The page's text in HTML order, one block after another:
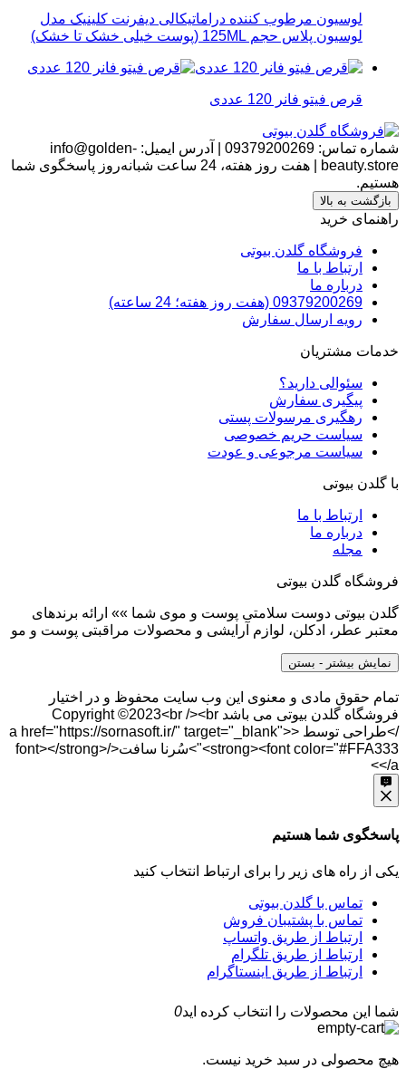
لوسیون مرطوب کننده دراماتیکالی دیفرنت کلینیک مدل
لوسیون پلاس حجم 125ML (پوست خیلی خشک تا خشک)
قرص فیتو فانر 120 عددی
شماره تماس: 09379200269 آدرس ایمیل: info@golden-
beauty.store
هفت روز هفته، 24 ساعت شبانه‌روز پاسخگوی شما
هستیم.
بازگشت به بالا
راهنمای خرید
فروشگاه گلدن بیوتی
ارتباط با ما
درباره ما
09379200269 (هفت روز هفته؛ 24 ساعته)
رویه ارسال سفارش
خدمات مشتریان
سئوالی دارید؟
پیگیری سفارش
رهگیری مرسولات پستی
سیاست حریم خصوصی
سیاست مرجوعی و عودت
با گلدن بیوتی
ارتباط با ما
درباره ما
مجله
فروشگاه گلدن بیوتی
گلدن بیوتی دوست سلامتی پوست و موی شما »» ارائه برندهای
معتبر عطر، ادکلن، لوازم آرایشی و محصولات مراقبتی پوست و مو
نمایش بیشتر - بستن
تمام حقوق مادی و معنوی این وب سایت محفوظ و در اختیار
فروشگاه گلدن بیوتی می باشد Copyright ©2023<br /><br
/>طراحی توسط <a href="https://sornasoft.ir/" target="_blank">
<strong><font color="#FFA333">سُرنا سافت</font></strong>
</a>
پاسخگوی شما هستیم
یکی از راه های زیر را برای ارتباط انتخاب کنید
تماس با گلدن بیوتی
تماس با پشتیبان فروش
ارتباط از طریق واتساپ
ارتباط از طریق تلگرام
ارتباط از طریق اینستاگرام
شما این محصولات را انتخاب کرده اید0
هیچ محصولی در سبد خرید نیست.